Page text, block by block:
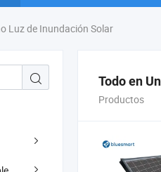
Luz de Inundación Solar
Todo en
Productos